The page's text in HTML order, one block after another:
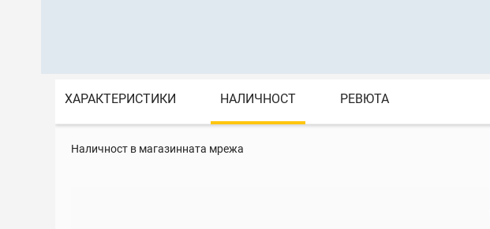
ХАРАКТЕРИСТИКИ НАЛИЧНОСТ РЕВЮТА
Наличност в магазинната мрежа